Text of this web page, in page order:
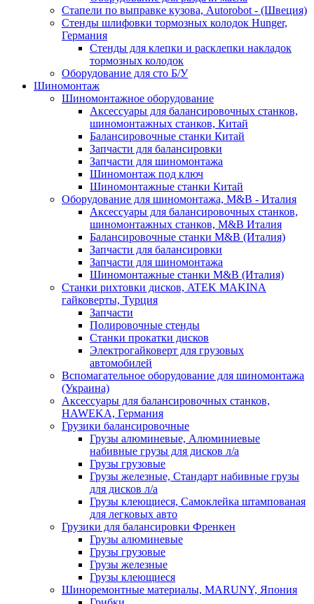
Стапели по выправке кузова, Autorobot - (Швеция)
Стенды шлифовки тормозных колодок Hunger,
Германия
Стенды для клепки и расклепки накладок
тормозных колодок
Оборудование для сто Б/У
Шиномонтаж
Шиномонтажное оборудование
Аксессуары для балансировочных станков,
шиномонтажных станков, Китай
Балансировочные станки Китай
Запчасти для балансировки
Запчасти для шиномонтажа
Шиномонтаж под ключ
Шиномонтажные станки Китай
Оборудование для шиномонтажа, M&B - Италия
Аксессуары для балансировочных станков,
шиномонтажных станков, M&B Италия
Балансировочные станки M&B (Италия)
Запчасти для балансировки
Запчасти для шиномонтажа
Шиномонтажные станки M&B (Италия)
Станки рихтовки дисков, ATEK MAKINA
гайковерты, Турция
Запчасти
Полировочные стенды
Станки прокатки дисков
Электрогайковерт для грузовых
автомобилей
Вспомагательное оборудование для шиномонтажа
(Украина)
Аксессуары для балансировочных станков,
HAWEKA, Германия
Грузики балансировочные
Грузы алюминевые, Алюминиевые
набивные грузы для дисков л/а
Грузы грузовые
Грузы железные, Cтандарт набивные грузы
для дисков л/а
Грузы клеющиеся, Самоклейка штампованая
для легковых авто
Грузики для балансировки Френкен
Грузы алюминевые
Грузы грузовые
Грузы железные
Грузы клеющиеся
Шиноремонтные материалы, MARUNY, Япония